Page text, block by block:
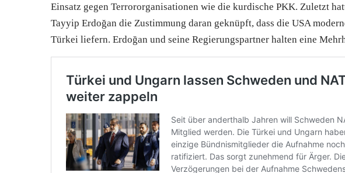
Einsatz gegen Terrororganisationen wie die kurdische PKK. Zuletzt
Tayyip Erdoğan die Zustimmung daran geknüpft, dass die USA
Türkei liefern. Erdoğan und seine Regierungspartner halten eine